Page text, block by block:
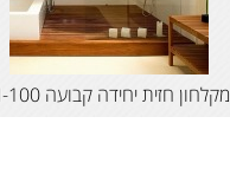
מקלחון חזית יחידה קבועה H-100